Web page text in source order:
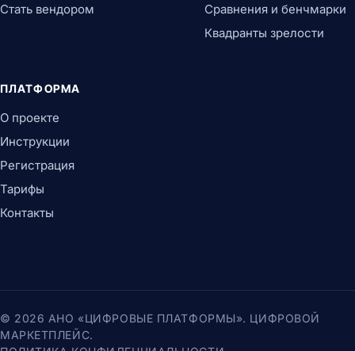
Стать вендором
Сравнения и бенчмарки
Квадранты зрелости
ПЛАТФОРМА
О проекте
Инструкции
Регистрация
Тарифы
Контакты
© 2026 АНО «ЦИФРОВЫЕ ПЛАТФОРМЫ». ЦИФРОВОЙ
МАРКЕТПЛЕЙС.